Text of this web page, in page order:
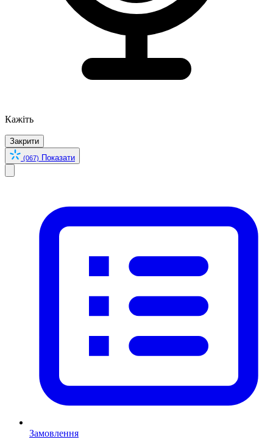
Кажіть
Закрити
(067) Показати
Замовлення